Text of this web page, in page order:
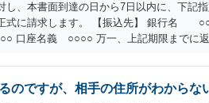
し、本書面到達の日から7日以内に、下記
正式に請求します。 【振込先】 銀行
口座名義 ○○○○ 万一、上記期限までに返
払督促その他必要な法的手続を直ちに講
金員についても併せて請求する予定です
のですが、相手の住所がわからな